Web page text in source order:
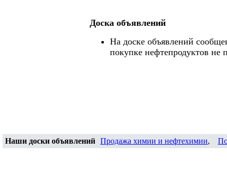
Доска объявлений
На доске объявлений
покупке нефтепродуктов не
Наши доски объявлений Продажа химии и нефтехимии,